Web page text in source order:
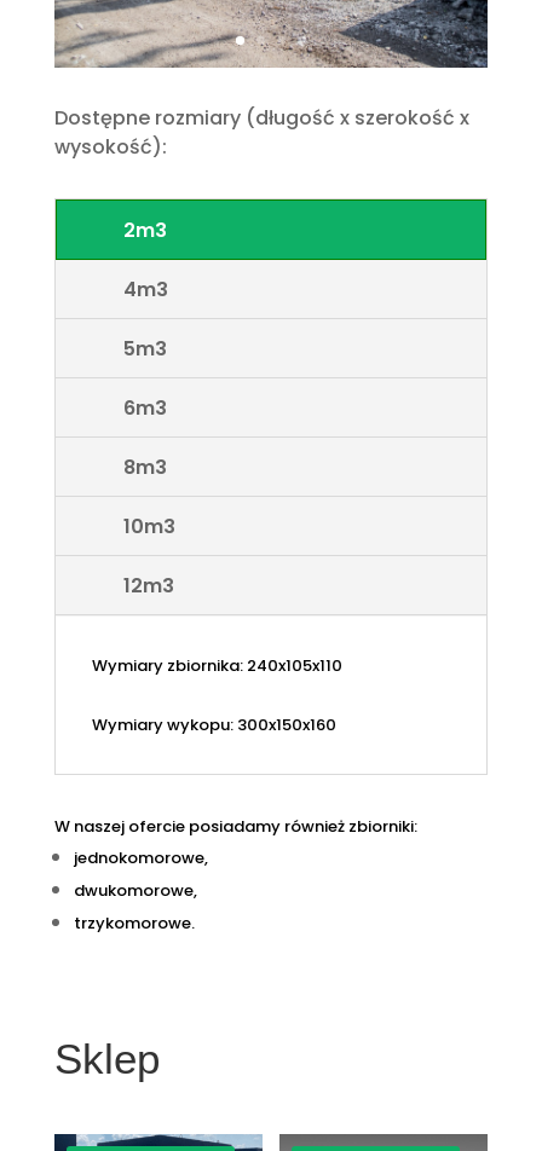
Dostępne rozmiary (długość x szerokość x
wysokość):
2m3
4m3
5m3
6m3
8m3
10m3
12m3
Wymiary zbiornika: 240x105x110
Wymiary wykopu: 300x150x160
W naszej ofercie posiadamy również zbiorniki:
jednokomorowe,
dwukomorowe,
trzykomorowe.
Sklep